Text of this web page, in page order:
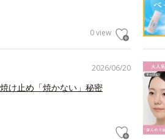
0 view
2026/06/20
け止め「焼かない」秘密